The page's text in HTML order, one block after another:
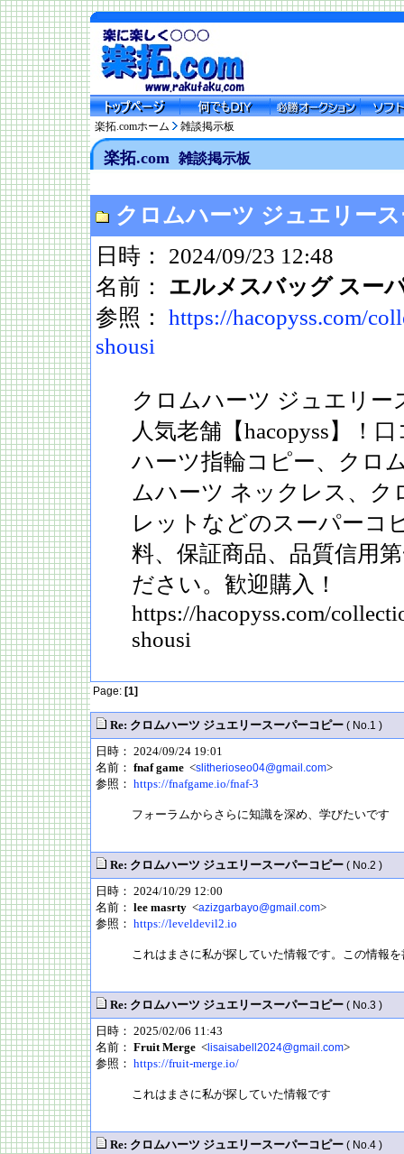
楽拓.comホーム 雑談掲示板
楽拓.com 雑談掲示板
クロムハーツ ジュエリー
日時： 2024/09/23 12:48
名前： エルメスバッグ スー
参照： https://hacopyss.com/
shousi
クロムハーツ ジュエリー
人気老舗【hacopyss】！
ハーツ指輪コピー、クロ
ムハーツ ネックレス、ク
レットなどのスーパーコ
料、保証商品、品質信用
ださい。歓迎購入！
https://hacopyss.com/
shousi
Page: [1]
Re: クロムハーツ ジュエリースーパーコピー ( No.1 )
日時： 2024/09/24 19:01
名前： fnaf game <slitherioseo04@gmail.com>
参照： https://fnafgame.io/fnaf-3
フォーラムからさらに知識を深め、学びたいです
Re: クロムハーツ ジュエリースーパーコピー ( No.2 )
日時： 2024/10/29 12:00
名前： lee masrty <azizgarbayo@gmail.com>
参照： https://leveldevil2.io
これはまさに私が探していた情報です。この情報
Re: クロムハーツ ジュエリースーパーコピー ( No.3 )
日時： 2025/02/06 11:43
名前： Fruit Merge < lisaisabell2024@gmail.com>
参照： https://fruit-merge.io/
これはまさに私が探していた情報です
Re: クロムハーツ ジュエリースーパーコピー ( No.4 )